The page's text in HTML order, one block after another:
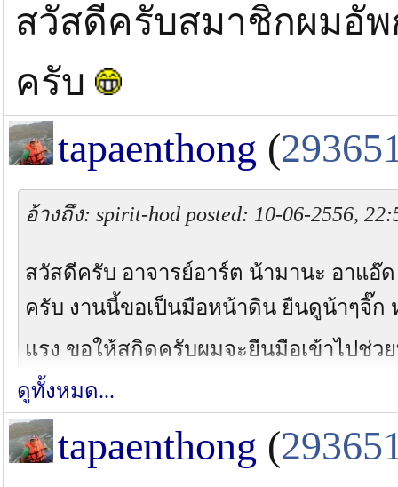
สวัสดีครับสมาชิกผมอั
ครับ
tapaenthong (
อ้างถึง: spirit-hod posted: 10-06-2556,
สวัสดีครับ อาจารย์อาร์ต น้ามานะ อาแ
ครับ งานนี้ขอเป็นมือหน้าดิน ยืนดูน้าๆจิ๊ก
แรง ขอให้สกิดครับผมจะยืนมือเข้าไปช่
ไม่ต้องกลัว!!!!!เหนื่อยแน่ ห้ามหนีนอนก่อ
ดูทั้งหมด...
tapaenthong (